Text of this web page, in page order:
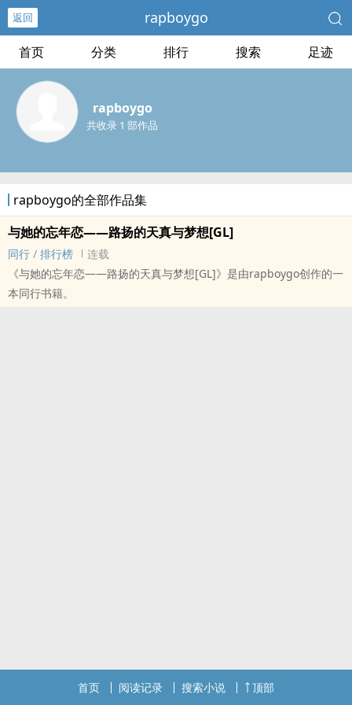
返回 rapboygo
首页 分类 排行 搜索 足迹
rapboygo
共收录 1 部作品
rapboygo的全部作品集
与她的忘年恋——路扬的天真与梦想[GL]
同行 / 排行榜
连载
《与她的忘年恋——路扬的天真与梦想[GL]》是由rapboygo创作的一
本同行书籍。
首页 阅读记录 搜索小说 顶部